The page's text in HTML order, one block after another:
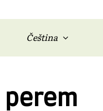
Čeština
perem